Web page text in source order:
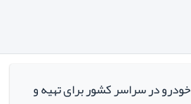
در سراسر کشور برای تهیه و